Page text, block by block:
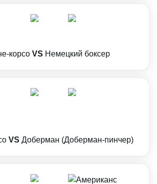
корсо VS Немецкий боксер
VS Доберман (Доберман-пинчер)